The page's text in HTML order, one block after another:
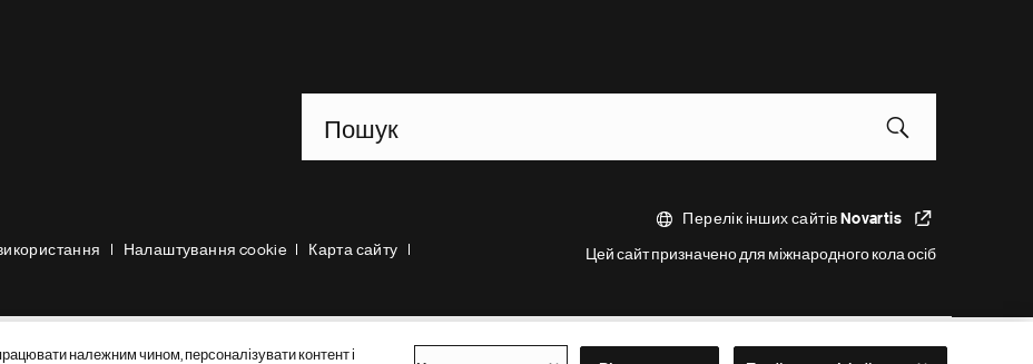
Налаштування cookie
Карта сайту
Перелік інших сайтів Novartis
Цей сайт призначено для міжнародного кола осіб
належним чином, персоналізувати контент і